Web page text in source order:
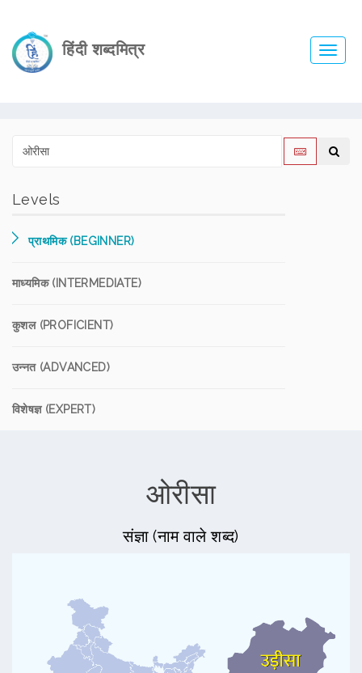
हिंदी शब्दमित्र
Levels
प्राथमिक (BEGINNER)
माध्यमिक (INTERMEDIATE)
कुशल (PROFICIENT)
उन्नत (ADVANCED)
विशेषज्ञ (EXPERT)
ओरीसा
संज्ञा (नाम वाले शब्द)